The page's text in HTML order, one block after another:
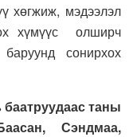
хөгжиж, мэдээлэл
хүмүүс олширч
сонирхох
таны
Сэндмаа,